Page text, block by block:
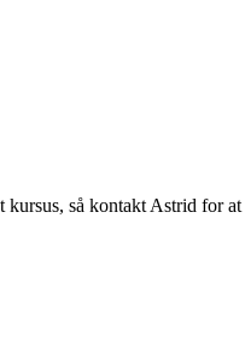
kursus, så kontakt Astrid for